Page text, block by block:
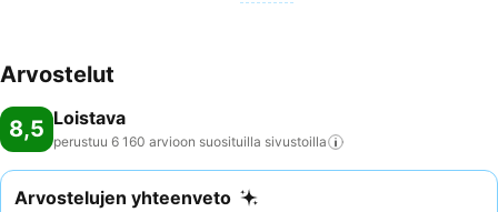
Arvostelut
8,5 Loistava
perustuu 6 160 arvioon suosituilla sivustoilla
Arvostelujen yhteenveto